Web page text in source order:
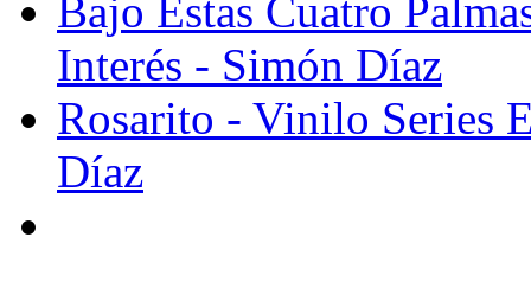
Bajo Estas Cuatro
Interés - Simón Díaz
Rosarito - Vinilo Series
Díaz